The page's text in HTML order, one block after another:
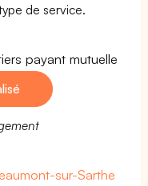
de service.
payant mutuelle
sur-Sarthe